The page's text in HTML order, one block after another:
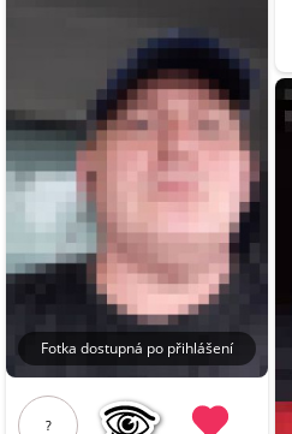
Fotka dostupná po přihlášení
?